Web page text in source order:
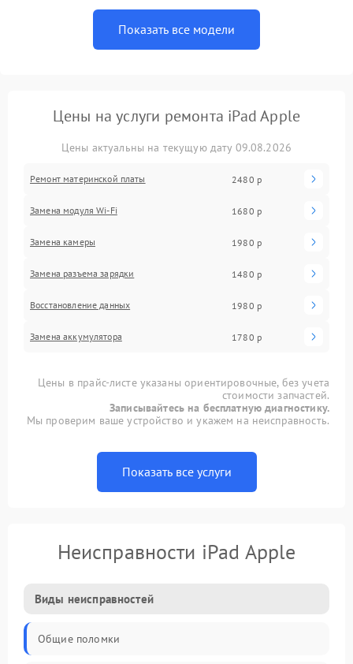
Показать все модели
Цены на услуги ремонта iPad Apple
Цены актуальны на текущую дату 09.08.2026
Ремонт материнской платы 2480 р
Замена модуля Wi-Fi 1680 р
Замена камеры 1980 р
Замена разъема зарядки 1480 р
Восстановление данных 1980 р
Замена аккумулятора 1780 р
Цены в прайс-листе указаны ориентировочные, без учета
стоимости запчастей.
Записывайтесь на бесплатную диагностику.
Мы проверим ваше устройство и укажем на неисправность.
Показать все услуги
Неисправности iPad Apple
Виды неисправностей
Общие поломки